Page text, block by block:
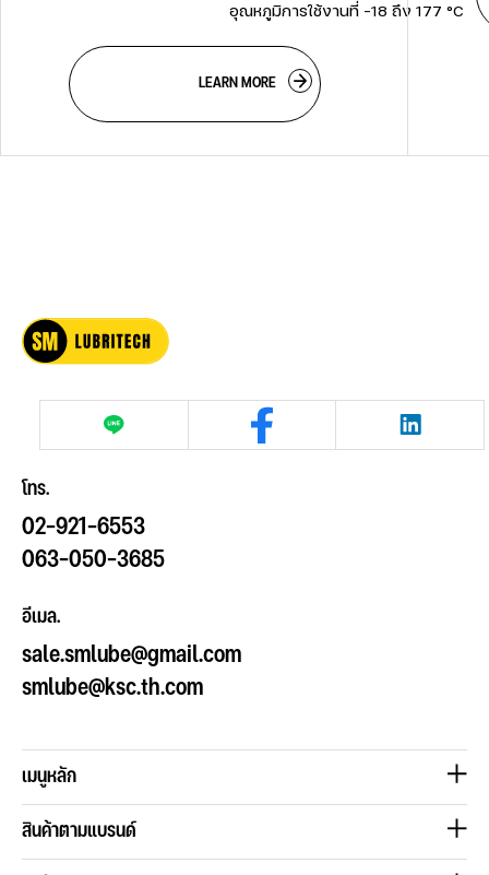
อุณหภูมิการใช้ง
                                    LEARN MORE
โทร.
02-921-6553
063-050-3685
อีเมล.
sale.smlube@gmail.com
smlube@ksc.th.com
เมนูหลัก
สินค้าตามแบรนด์